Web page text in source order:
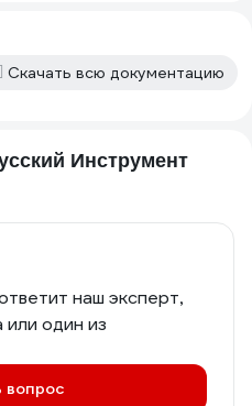
Скачать всю документацию
Инструмент
наш эксперт,
один из
вопрос